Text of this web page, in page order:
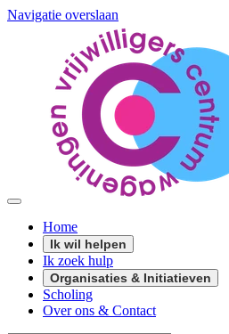
Navigatie overslaan
Home
Ik wil helpen
Ik zoek hulp
Organisaties & Initiatieven
Scholing
Over ons & Contact